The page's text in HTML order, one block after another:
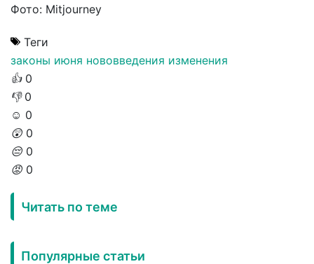
Фото: Mitjourney
Теги
законы июня нововведения изменения
👍 0
👎 0
☺️ 0
😲 0
😔 0
😡 0
Читать по теме
Популярные статьи